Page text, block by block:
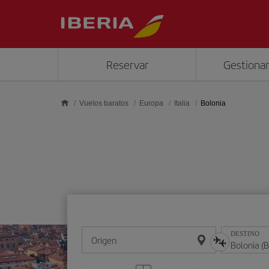
Reservar
Vuelos baratos Europa Italia Bolonia
Origen DESTINO